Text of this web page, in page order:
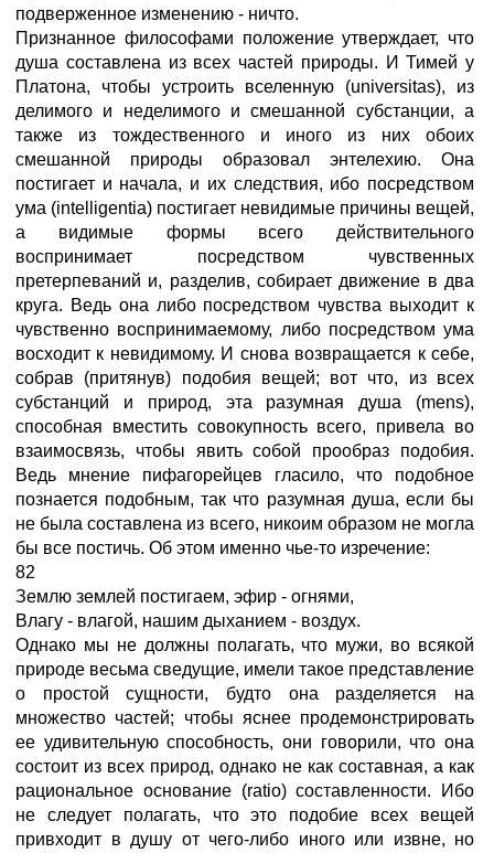
подверженное изменению - ничто.
Признанное философами положение утверждает, что
душа составлена из всех частей природы. И Тимей у
Платона, чтобы устроить вселенную (universitas), из
делимого и неделимого и смешанной субстанции, а
также из тождественного и иного из них обоих
смешанной природы образовал энтелехию. Она
постигает и начала, и их следствия, ибо посредством
ума (intelligentia) постигает невидимые причины вещей,
а видимые формы всего действительного
воспринимает посредством чувственных
претерпеваний и, разделив, собирает движение в два
круга. Ведь она либо посредством чувства выходит к
чувственно воспринимаемому, либо посредством ума
восходит к невидимому. И снова возвращается к себе,
собрав (притянув) подобия вещей; вот что, из всех
субстанций и природ, эта разумная душа (mens),
способная вместить совокупность всего, привела во
взаимосвязь, чтобы явить собой прообраз подобия.
Ведь мнение пифагорейцев гласило, что подобное
познается подобным, так что разумная душа, если бы
не была составлена из всего, никоим образом не могла
бы все постичь. Об этом именно чье-то изречение:
82
Землю землей постигаем, эфир - огнями,
Влагу - влагой, нашим дыханием - воздух.
Однако мы не должны полагать, что мужи, во всякой
природе весьма сведущие, имели такое представление
о простой сущности, будто она разделяется на
множество частей; чтобы яснее продемонстрировать
ее удивительную способность, они говорили, что она
состоит из всех природ, однако не как составная, а как
рациональное основание (ratio) составленности. Ибо
не следует полагать, что это подобие всех вещей
привходит в душу от чего-либо иного или извне, но